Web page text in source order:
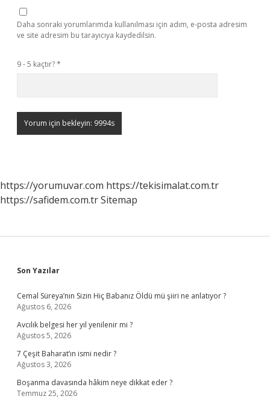
Daha sonraki yorumlarımda kullanılması için adım, e-posta adresim
ve site adresim bu tarayıcıya kaydedilsin.
9 - 5 kaçtır?*
https://yorumuvar.com https://tekisimalat.com.tr
https://safidem.com.trSitemap
Sidebar
Son Yazılar
Cemal Süreya’nın Sizin Hiç Babanız Öldü mü şiiri ne anlatıyor ?
Ağustos 6, 2026
Avcılık belgesi her yıl yenilenir mi ?
Ağustos 5, 2026
7 Çeşit Baharat’ın ismi nedir ?
Ağustos 3, 2026
Boşanma davasında hâkim neye dikkat eder ?
Temmuz 25, 2026